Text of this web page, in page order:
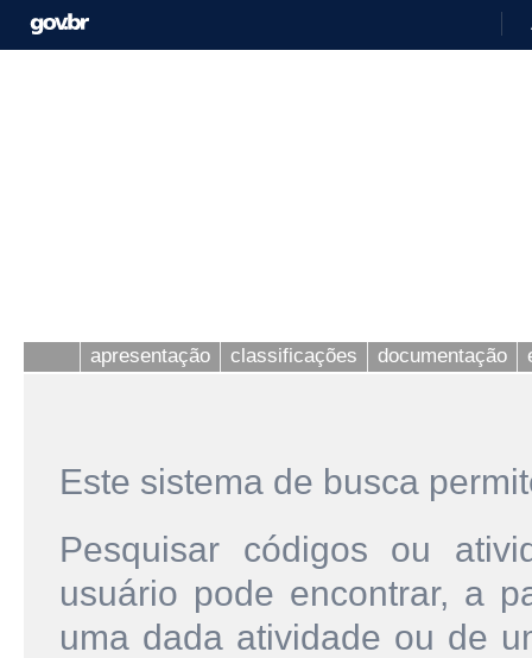
apresentação classificações documentação
Este sistema de busca
Pesquisar códigos ou
usuário pode encontrar, a
uma dada atividade ou de